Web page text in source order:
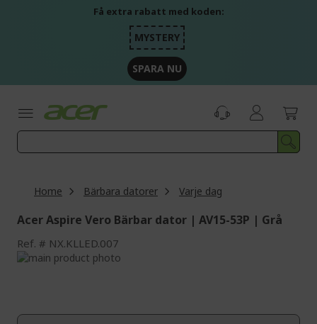
Få extra rabatt med koden:
MYSTERY
SPARA NU
Home Bärbara datorer Varje dag
Acer Aspire Vero Bärbar dator | AV15-53P | Grå
Ref. NX.KLLED.007
Skip
of
beginning